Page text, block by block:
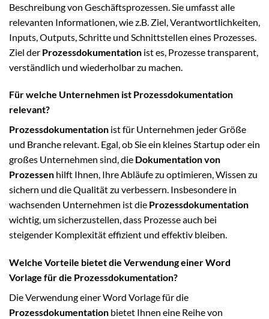
Beschreibung von Geschäftsprozessen. Sie umfasst alle
relevanten Informationen, wie z.B. Ziel, Verantwortlichkeiten,
Inputs, Outputs, Schritte und Schnittstellen eines Prozesses.
Ziel der Prozessdokumentation ist es, Prozesse transparent,
verständlich und wiederholbar zu machen.
Für welche Unternehmen ist Prozessdokumentation
relevant?
Prozessdokumentation ist für Unternehmen jeder Größe
und Branche relevant. Egal, ob Sie ein kleines Startup oder ein
großes Unternehmen sind, die Dokumentation von
Prozessen hilft Ihnen, Ihre Abläufe zu optimieren, Wissen zu
sichern und die Qualität zu verbessern. Insbesondere in
wachsenden Unternehmen ist die Prozessdokumentation
wichtig, um sicherzustellen, dass Prozesse auch bei
steigender Komplexität effizient und effektiv bleiben.
Welche Vorteile bietet die Verwendung einer Word
Vorlage für die Prozessdokumentation?
Die Verwendung einer Word Vorlage für die
Prozessdokumentation bietet Ihnen eine Reihe von